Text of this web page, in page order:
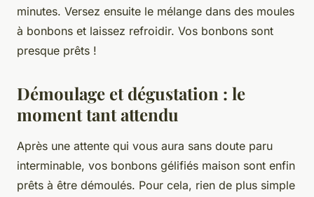
minutes. Versez ensuite le mélange dans des moules
à bonbons et laissez refroidir. Vos bonbons sont
presque prêts !
Démoulage et dégustation : le
moment tant attendu
Après une attente qui vous aura sans doute paru
interminable, vos bonbons gélifiés maison sont enfin
prêts à être démoulés. Pour cela, rien de plus simple